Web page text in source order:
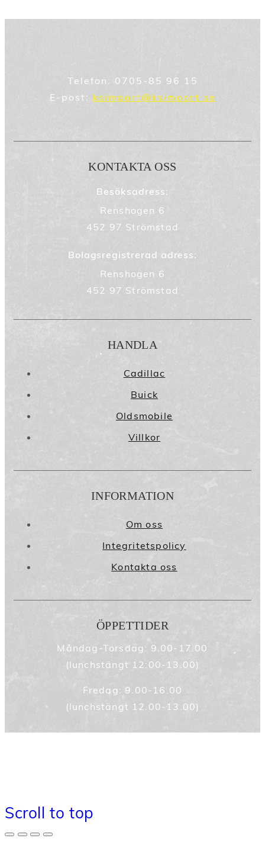
Telefon: 0705-85 96 15
E-post: ksimport@ksimport.se
KONTAKTA OSS
Besöksadress:
Renshogen 6
452 97 Strömstad
Bolagsregistrerad adress:
Renshogen 6
452 97 Strömstad
HANDLA
Cadillac
Buick
Oldsmobile
Villkor
INFORMATION
Om oss
Integritetspolicy
Kontakta oss
ÖPPETTIDER
Måndag-Torsdag: 9.00-17.00
(lunchstängt 12:00-13.00)
Fredag: 9.00-16.00
(lunchstängt 12.00-13.00)
Scroll to top